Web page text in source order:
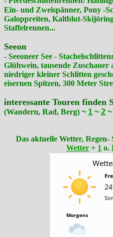
Ein- und Zweispänner, Pony -
Galoppreiten, Kaltblut-
Staffelrennen...
Seeon
- Seeoneer See -
Glühwein, tausende Zuschauer
niedriger kleiner Schlitten
eisernen Spitzen, 300 Meter
interessante Touren finden
(Wandern, Rad, Berg) ~ 1 ~ 2 ~
Das aktuelle Wetter, Regen-
Wetter + 1 o.